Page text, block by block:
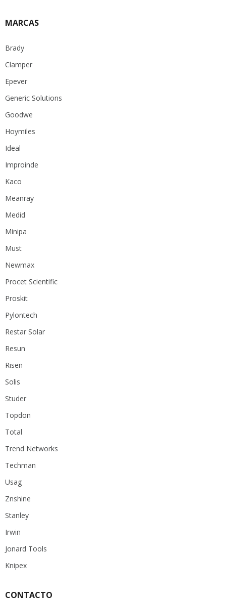
MARCAS
Brady
Clamper
Epever
Generic Solutions
Goodwe
Hoymiles
Ideal
Improinde
Kaco
Meanray
Medid
Minipa
Must
Newmax
Procet Scientific
Proskit
Pylontech
Restar Solar
Resun
Risen
Solis
Studer
Topdon
Total
Trend Networks
Techman
Usag
Znshine
Stanley
Irwin
Jonard Tools
Knipex
CONTACTO